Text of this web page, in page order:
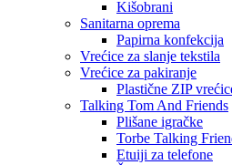
Kišobrani
Sanitarna oprema
Papirna konfekcija
Vrećice za slanje tekstila
Vrećice za pakiranje
Plastične ZIP
Talking Tom And Friends
Plišane igračke
Torbe Talking
Etuiji za telefone